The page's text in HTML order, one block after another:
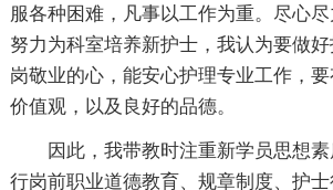
服各种困难，凡事以工作为重。尽心尽
努力为科室培养新护士，我认为要做
岗敬业的心，能安心护理专业工作，要
价值观，以及良好的品德。
因此，我带教时注重新学员思想素
行岗前职业道德教育、规章制度、护